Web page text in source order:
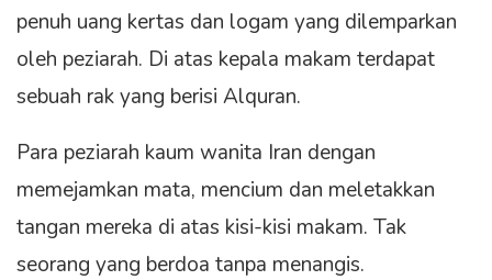
penuh uang kertas dan logam yang dilemparkan
oleh peziarah. Di atas kepala makam terdapat
sebuah rak yang berisi Alquran.
Para peziarah kaum wanita Iran dengan
memejamkan mata, mencium dan meletakkan
tangan mereka di atas kisi-kisi makam. Tak
seorang yang berdoa tanpa menangis.